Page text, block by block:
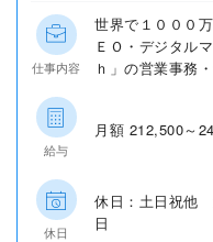
仕事内容
世界で１０００
ＥＯ・デジタル
ｈ」の営業事務
給与
月額 212,500～
休日
休日：土日祝他
日